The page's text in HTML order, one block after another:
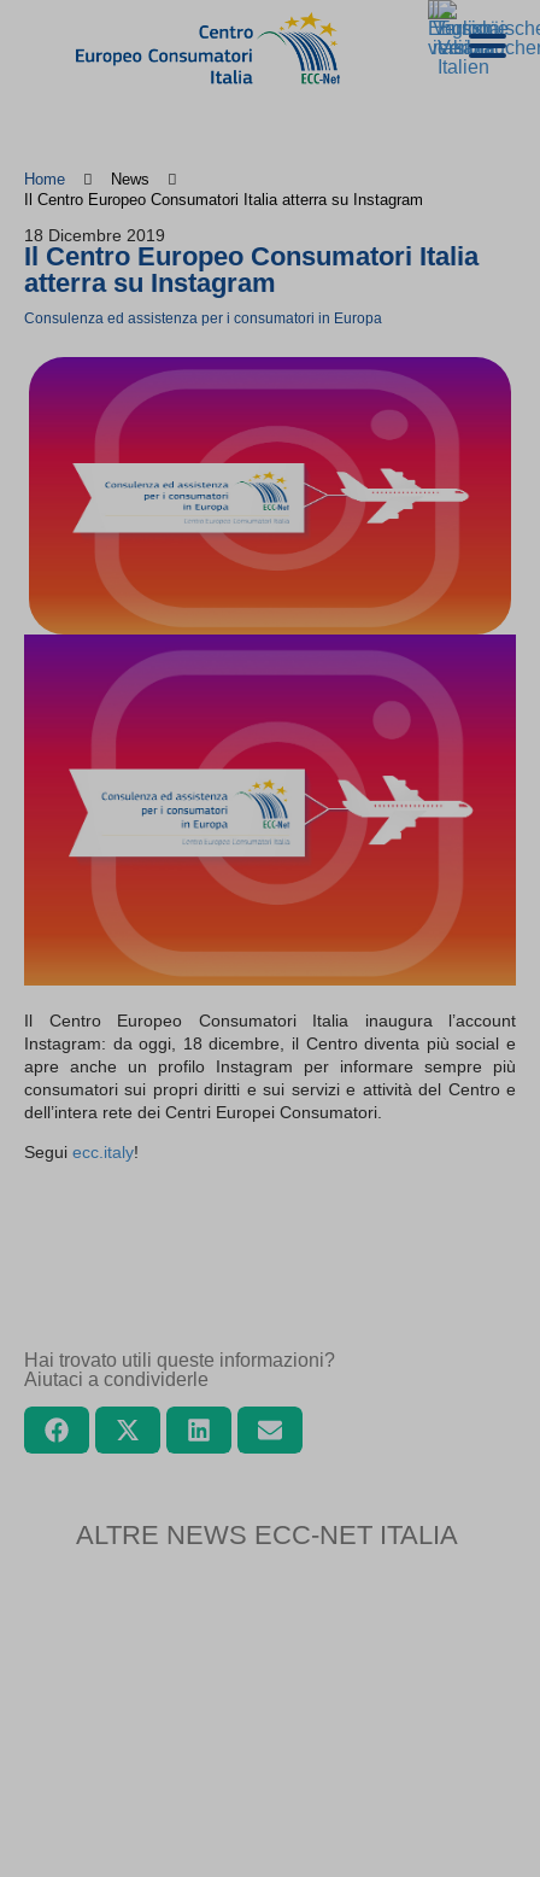
Home
News
Il Centro Europeo Consumatori Italia atterra su Instagram
18 Dicembre 2019
Il Centro Europeo Consumatori Italia
atterra su Instagram
Consulenza ed assistenza per i consumatori in Europa
Il Centro Europeo Consumatori Italia inaugura l’account
Instagram: da oggi, 18 dicembre, il Centro diventa più social e
apre anche un profilo Instagram per informare sempre più
consumatori sui propri diritti e sui servizi e attività del Centro e
dell’intera rete dei Centri Europei Consumatori.
Segui ecc.italy!
Hai trovato utili queste informazioni?
Aiutaci a condividerle
ALTRE NEWS ECC-NET ITALIA